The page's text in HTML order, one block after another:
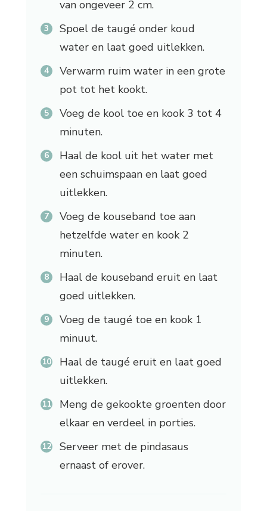
van ongeveer 2 cm.
Spoel de taugé onder koud
water en laat goed uitlekken.
Verwarm ruim water in een grote
pot tot het kookt.
Voeg de kool toe en kook 3 tot 4
minuten.
Haal de kool uit het water met
een schuimspaan en laat goed
uitlekken.
Voeg de kouseband toe aan
hetzelfde water en kook 2
minuten.
Haal de kouseband eruit en laat
goed uitlekken.
Voeg de taugé toe en kook 1
minuut.
Haal de taugé eruit en laat goed
uitlekken.
Meng de gekookte groenten door
elkaar en verdeel in porties.
Serveer met de pindasaus
ernaast of erover.